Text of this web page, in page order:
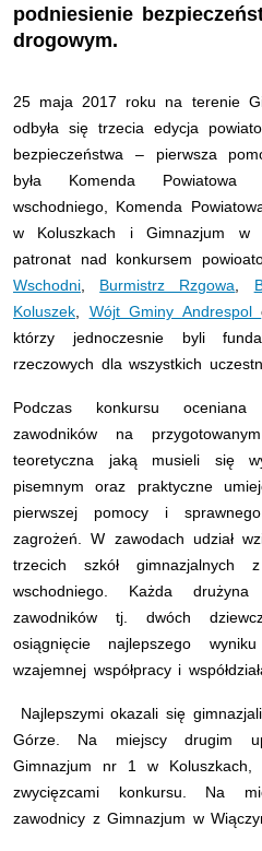
podniesienie
drogowym.
25 maja 2017 roku na terenie
odbyła się trzecia edycja
bezpieczeństwa – pierwsza
była Komenda Powiatowa
wschodniego, Komenda
w Koluszkach i Gimnazjum w
patronat nad konkursem
Wschodni
Burmistrz Rzgowa
Koluszek
Wójt Gminy Andrespol
którzy jednoczesnie byli
rzeczowych dla wszystkich
Podczas konkursu
zawodników na
teoretyczna jaką musieli się
pisemnym oraz praktyczne
pierwszej pomocy i
zagrożeń. W zawodach udział
trzecich szkół gimnazjalnych
wschodniego. Każda
zawodników tj. dwóch
osiągnięcie najlepszego
wzajemnej współpracy i
Najlepszymi okazali się
Górze. Na miejscy drugim
Gimnazjum nr 1 w
zwycięzcami konkursu. Na
zawodnicy z Gimnazjum w